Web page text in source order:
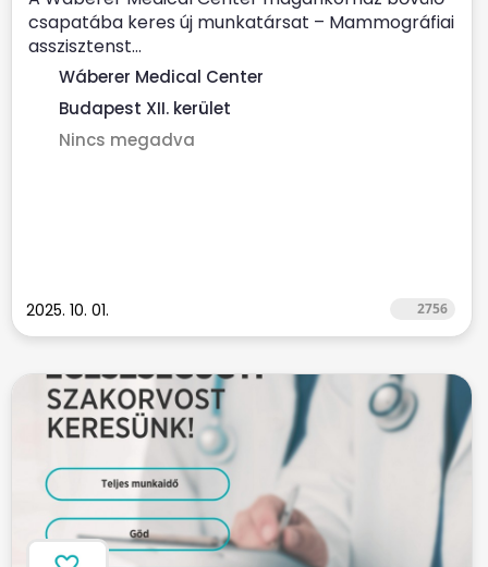
csapatába keres új munkatársat – Mammográfiai
asszisztenst...
Wáberer Medical Center
Budapest XII. kerület
Nincs megadva
2025. 10. 01. 2756